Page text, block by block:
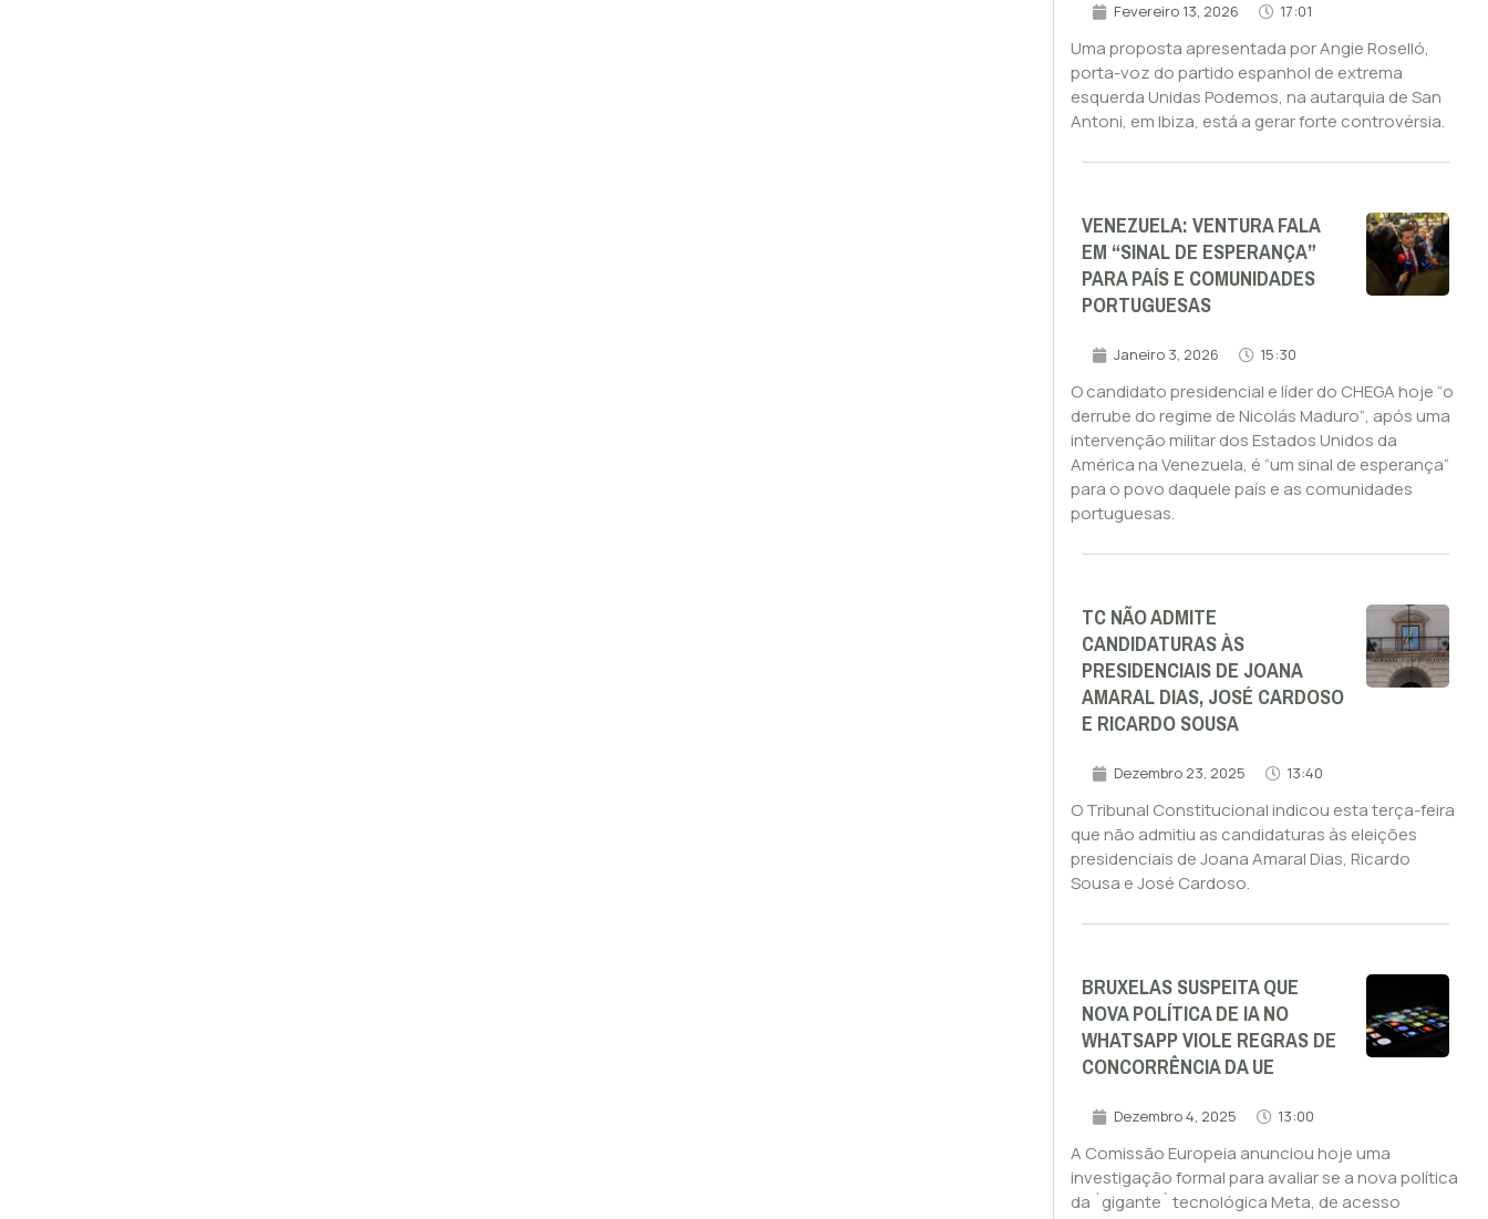
Fevereiro 13, 2026 17:01
Uma proposta apresentada por Angie Roselló,
porta-voz do partido espanhol de extrema
esquerda Unidas Podemos, na autarquia de San
Antoni, em Ibiza, está a gerar forte controvérsia.
VENEZUELA: VENTURA FALA
EM “SINAL DE ESPERANÇA”
PARA PAÍS E COMUNIDADES
PORTUGUESAS
Janeiro 3, 2026 15:30
O candidato presidencial e líder do CHEGA hoje “o
derrube do regime de Nicolás Maduro“, após uma
intervenção militar dos Estados Unidos da
América na Venezuela, é “um sinal de esperança”
para o povo daquele país e as comunidades
portuguesas.
TC NÃO ADMITE
CANDIDATURAS ÀS
PRESIDENCIAIS DE JOANA
AMARAL DIAS, JOSÉ CARDOSO
E RICARDO SOUSA
Dezembro 23, 2025 13:40
O Tribunal Constitucional indicou esta terça-feira
que não admitiu as candidaturas às eleições
presidenciais de Joana Amaral Dias, Ricardo
Sousa e José Cardoso.
BRUXELAS SUSPEITA QUE
NOVA POLÍTICA DE IA NO
WHATSAPP VIOLE REGRAS DE
CONCORRÊNCIA DA UE
Dezembro 4, 2025 13:00
A Comissão Europeia anunciou hoje uma
investigação formal para avaliar se a nova política
da `gigante` tecnológica Meta, de acesso